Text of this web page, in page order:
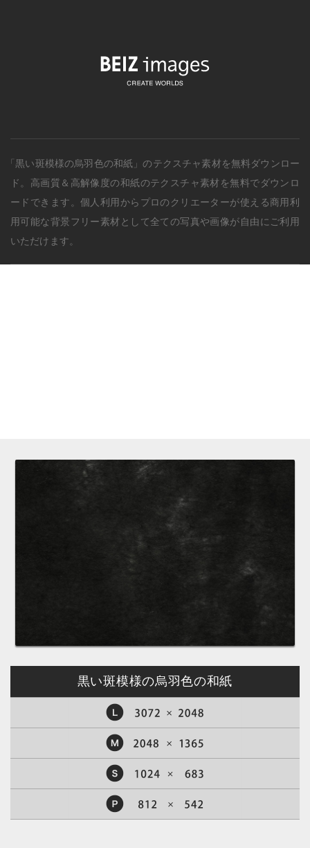
「黒い斑模様の烏羽色の和紙」のテクスチャ素材を無料ダウンロー
ド。 高画質＆高解像度の和紙のテクスチャ素材を無料でダウンロ
ードできます。個人利用からプロのクリエーターが使える商用利
用可能な背景フリー素材として全ての写真や画像が自由にご利用
いただけます。
黒い斑模様の烏羽色の和紙